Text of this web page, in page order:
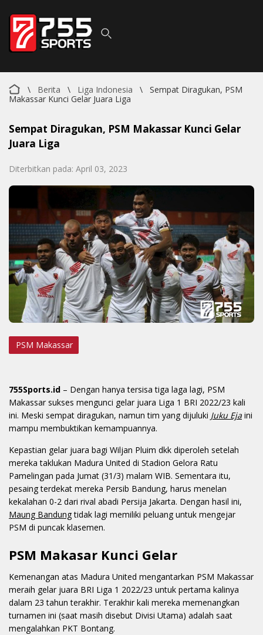
\ Berita \ Liga Indonesia \
Sempat Diragukan, PSM
Makassar Kunci Gelar Juara Liga
Sempat Diragukan, PSM Makassar Kunci Gelar
Juara Liga
Diterbitkan pada: April 03, 2023
PSM Makassar
755Sports.id – Dengan hanya tersisa tiga laga lagi, PSM
Makassar sukses mengunci gelar juara Liga 1 BRI 2022/23 kali
ini. Meski sempat diragukan, namun tim yang dijuluki Juku Eja ini
mampu membuktikan kemampuannya.
Kepastian gelar juara bagi Wiljan Pluim dkk diperoleh setelah
mereka taklukan Madura United di Stadion Gelora Ratu
Pamelingan pada Jumat (31/3) malam WIB. Sementara itu,
pesaing terdekat mereka Persib Bandung, harus menelan
kekalahan 0-2 dari rival abadi Persija Jakarta. Dengan hasil ini,
Maung Bandungtidak lagi memiliki peluang untuk mengejar
PSM di puncak klasemen.
PSM Makasar Kunci Gelar
Kemenangan atas Madura United mengantarkan PSM Makassar
meraih gelar juara BRI Liga 1 2022/23 untuk pertama kalinya
dalam 23 tahun terakhir. Terakhir kali mereka memenangkan
turnamen ini (saat masih disebut Divisi Utama) adalah saat
mengalahkan PKT Bontang.